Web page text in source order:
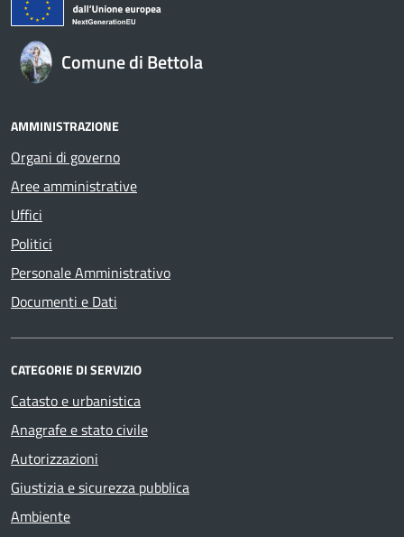
Comune di Bettola
AMMINISTRAZIONE
Organi di governo
Aree amministrative
Uffici
Politici
Personale Amministrativo
Documenti e Dati
CATEGORIE DI SERVIZIO
Catasto e urbanistica
Anagrafe e stato civile
Autorizzazioni
Giustizia e sicurezza pubblica
Ambiente